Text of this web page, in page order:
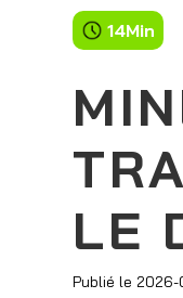
14Min
LE
Publié le